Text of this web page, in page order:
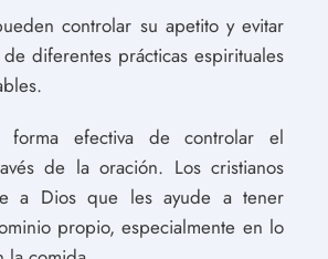
controlar su apetito y evitar
diferentes prácticas espirituales
forma efectiva de controlar el
de la oración. Los cristianos
a Dios que les ayude a tener
propio, especialmente en lo